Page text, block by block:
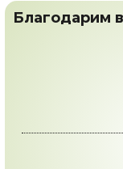
Благодарим